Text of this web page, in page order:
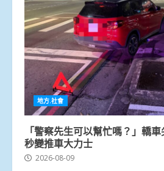
地方.社會
「警察先生可以幫忙嗎？」轎
秒變推車大力士
2026-08-09